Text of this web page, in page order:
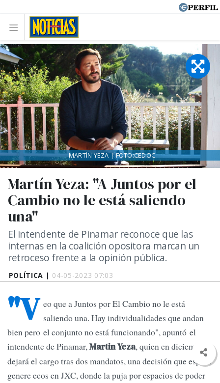
POLÍTICA | 04-05-2023 07:03
Martín Yeza: "A Juntos por el
Cambio no le está saliendo
una"
El intendente de Pinamar reconoce que las
internas en la coalición opositora marcan un
retroceso frente a la opinión pública.
MARTÍN YEZA | FOTO:CEDOC
"V eo que a Juntos por El Cambio no le está
saliendo una. Hay individualidades que andan
bien pero el conjunto no está funcionando", apuntó el
intendente de Pinamar,Martin Yeza, quien en diciembre
dejará el cargo tras dos mandatos, una decisión que espera
genere ecos en JXC, donde la puja por espacios de poder